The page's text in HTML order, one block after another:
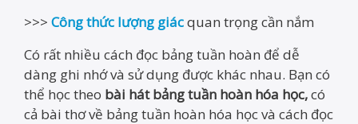
>>> Công thức lượng giácquan trọng cần nắm
Có rất nhiều cách đọc bảng tuần hoàn để dễ
dàng ghi nhớ và sử dụng được khác nhau. Bạn có
thể học theo bài hát bảng tuần hoàn hóa học,có
cả bài thơ về bảng tuần hoàn hóa học và cách đọc